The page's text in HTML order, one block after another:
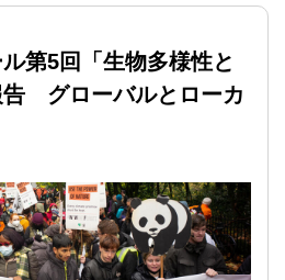
第5回「生物多様性と
告 グローバルとローカ